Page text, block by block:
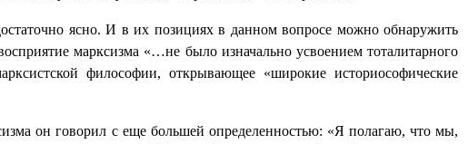
ясно. И в их позициях в данном вопросе можно обнаружить
марксизма «…не было изначально усвоением тоталитарного
философии, открывающее «широкие историософические
он говорил с еще большей определенностью: «Я полагаю, что мы,